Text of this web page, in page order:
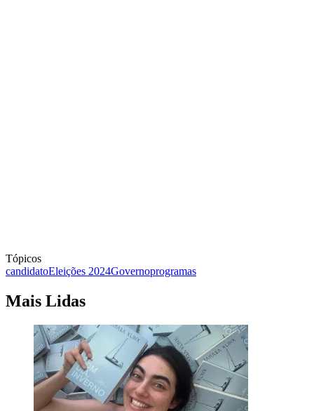
Tópicos
candidatoEleições 2024Governoprogramas
Mais Lidas